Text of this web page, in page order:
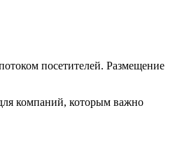
посетителей. Размещение
компаний, которым важно